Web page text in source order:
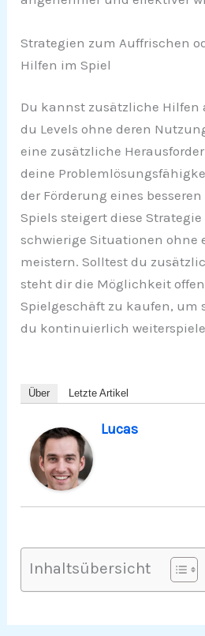
Strategien zum Auffrischen
Hilfen im Spiel
Du kannst zusätzliche Hilfen
du Levels ohne deren
eine zusätzliche
deine
der Förderung eines
Spiels steigert diese
schwierige Situationen ohne
meistern. Solltest du
steht dir die Möglichkeit
Spielgeschäft zu kaufen, um
du kontinuierlich
Über Letzte Artikel
Lucas
Inhaltsübersicht